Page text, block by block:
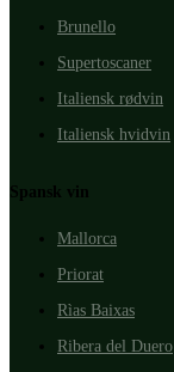
Brunello
Supertoscaner
Italiensk rødvin
Italiensk hvidvin
Spansk vin
Mallorca
Priorat
Rìas Baixas
Ribera del Duero